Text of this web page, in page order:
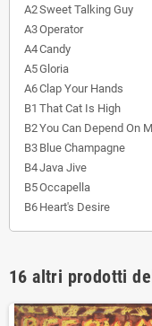
A2Sweet Talking Guy
A3Operator
A4Candy
A5Gloria
A6Clap Your Hands
B1 That Cat Is High
B2You Can Depend On
B3 Blue Champagne
B4Java Jive
B5Occapella
B6 Heart's Desire
16 altri prodotti